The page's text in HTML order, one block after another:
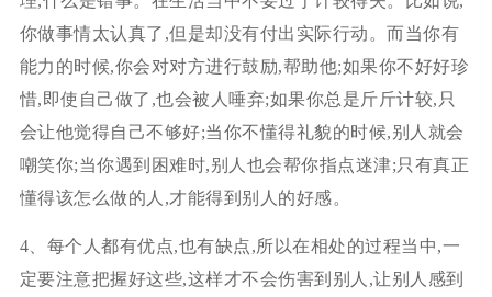
你做事情太认真了,但是却没有付出实际行动。而当你有
能力的时候,你会对对方进行鼓励,帮助他;如果你不好好珍
惜,即使自己做了,也会被人唾弃;如果你总是斤斤计较,只
会让他觉得自己不够好;当你不懂得礼貌的时候,别人就会
嘲笑你;当你遇到困难时,别人也会帮你指点迷津;只有真正
懂得该怎么做的人,才能得到别人的好感。
4、每个人都有优点,也有缺点,所以在相处的过程当中,一
定要注意把握好这些,这样才不会伤害到别人,让别人感到